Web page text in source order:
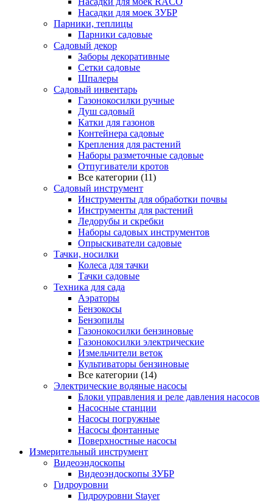
Насадки для моек ЗУБР
Парники, теплицы
Парники садовые
Садовый декор
Заборы декоративные
Сетки садовые
Шпалеры
Садовый инвентарь
Газонокосилки ручные
Душ садовый
Катки для газонов
Контейнера садовые
Крепления для растений
Наборы разметочные садовые
Отпугиватели кротов
Все категории (11)
Садовый инструмент
Инструменты для обработки почвы
Инструменты для растений
Ледорубы и скребки
Наборы садовых инструментов
Опрыскиватели садовые
Тачки, носилки
Колеса для тачки
Тачки садовые
Техника для сада
Аэраторы
Бензокосы
Бензопилы
Газонокосилки бензиновые
Газонокосилки электрические
Измельчители веток
Культиваторы бензиновые
Все категории (14)
Электрические водяные насосы
Блоки управления и реле давления насосов
Насосные станции
Насосы погружные
Насосы фонтанные
Поверхностные насосы
Измерительный инструмент
Видеоэндоскопы
Видеоэндоскопы ЗУБР
Гидроуровни
Гидроуровни Stayer